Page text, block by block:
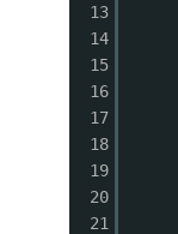
13
14
15
16
17
18
19
20
21